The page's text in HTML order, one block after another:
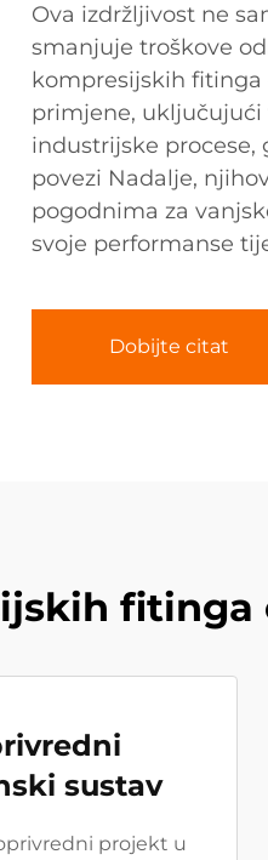
Ova izdržljivost ne
smanjuje troškove
kompresijskih fitinga
primjene, uključujući
industrijske
povezi Nadalje,
pogodnima za
svoje performanse
Dobijte citat
sustav
projekt u